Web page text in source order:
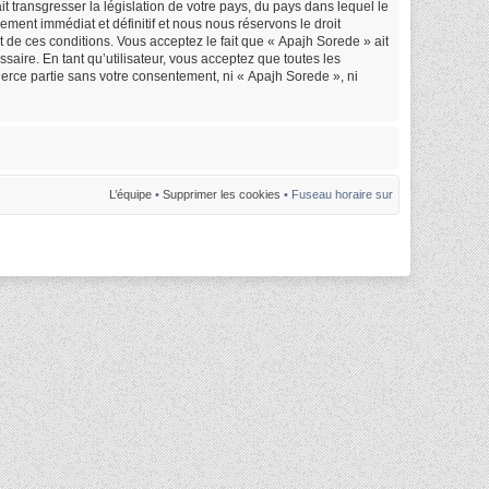
transgresser la législation de votre pays, du pays dans lequel le
immédiat et définitif et nous nous réservons le droit
de ces conditions. Vous acceptez le fait que « Apajh Sorede » ait
En tant qu’utilisateur, vous acceptez que toutes les
partie sans votre consentement, ni « Apajh Sorede », ni
L’équipe • Supprimer les cookies • Fuseau horaire sur